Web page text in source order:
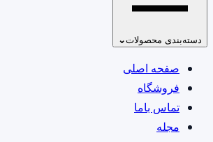
دسته‌بندی محصولات⌄
صفحه اصلی
فروشگاه
تماس باما
مجله